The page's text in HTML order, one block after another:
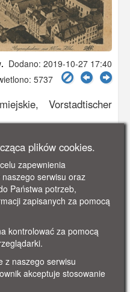
Dodano: 2019-10-27 17:40
5737
Vorstadtischer
Przedmiejskie. Widać
z prawej strony
Prezydium Policji przy
,vorstadtischer graben,
plików cookies.
zapewnienia
naszego serwisu oraz
Państwa potrzeb,
zapisanych za pomocą
kontrolować za pomocą
z naszego serwisu
akceptuje stosowanie